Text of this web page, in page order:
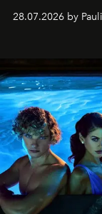
28.07.2026 by